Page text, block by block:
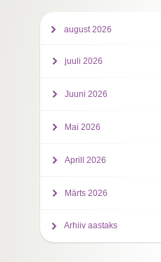
august 2026
juuli 2026
Juuni 2026
Mai 2026
Aprill 2026
Märts 2026
Arhiiv aastaks